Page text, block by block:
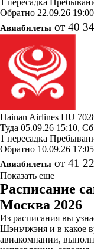
Обратно 22.09.26
Авиабилеты от 40
Hainan Airlines HU
Туда 05.09.26 15:10, Сб
1 пересадка
Обратно 10.09.26
Авиабилеты от 41
Показать еще
Расписание
Москва 2026
Из расписания вы
Шэньчжэня и в какое
авиакомпании,